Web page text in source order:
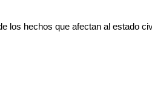
los hechos que afectan al estado